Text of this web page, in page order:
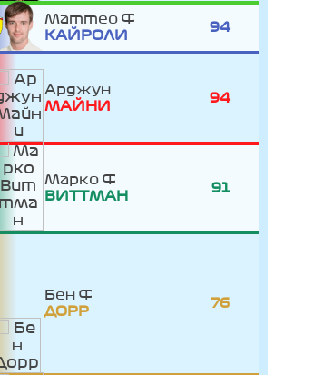
Маттео
КАЙРОЛИ
94
Арджун
МАЙНИ
94
Марко
ВИТТМАН
91
Бен
ДОРР
76